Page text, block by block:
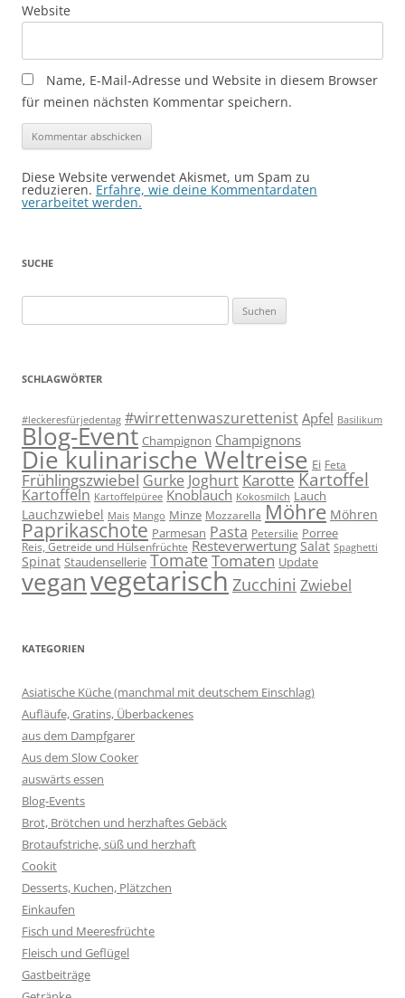
Website
Name, E-Mail-Adresse und Website in diesem Browser
für meinen nächsten Kommentar speichern.
Diese Website verwendet Akismet, um Spam zu
reduzieren. Erfahre, wie deine Kommentardaten
verarbeitet werden.
SUCHE
nach:
SCHLAGWÖRTER
#leckeresfürjedentag #wirrettenwaszurettenist Apfel Basilikum
Blog-Event Champignon Champignons
Die kulinarische Weltreise Ei Feta
Frühlingszwiebel Gurke Joghurt Karotte Kartoffel
Kartoffeln Kartoffelpüree Knoblauch Kokosmilch Lauch
Lauchzwiebel Mais Mango Minze Mozzarella Möhre Möhren
Paprikaschote Parmesan Pasta Petersilie Porree
Reis, Getreide und Hülsenfrüchte Resteverwertung Salat Spaghetti
Spinat Staudensellerie TomateTomaten Update
veganvegetarisch Zucchini Zwiebel
KATEGORIEN
Asiatische Küche (manchmal mit deutschem Einschlag)
Aufläufe, Gratins, Überbackenes
aus dem Dampfgarer
Aus dem Slow Cooker
auswärts essen
Blog-Events
Brot, Brötchen und herzhaftes Gebäck
Brotaufstriche, süß und herzhaft
Cookit
Desserts, Kuchen, Plätzchen
Einkaufen
Fisch und Meeresfrüchte
Fleisch und Geflügel
Gastbeiträge